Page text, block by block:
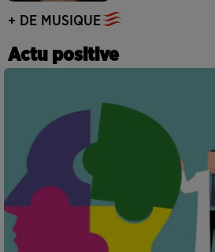
+ DE MUSIQUE
Actu positive